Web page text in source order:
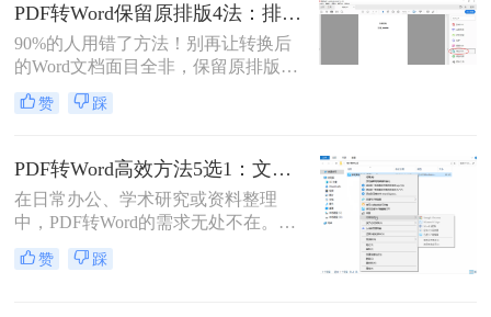
换成word"这一常见需求，本文将为
您详细介绍五种安全、高效且完全免
费的转换方法，帮助您轻松实现格式
转换。
PDF转Word保留原排版4法：排版优先模式、OCR选项和格式修复全流程！
90%的人用错了方法！别再让转换后
的Word文档面目全非，保留原排版的
秘密就在这里。“这表格怎么全乱
了？”、“字体全变了，我还得一个个
PDF转为Word文档时，最崩溃的瞬
间。一份精心排版的PDF报告，转换
后却变成需要“二次加工”的混乱文
档，不仅浪费时间，更可能引发关键
信息错漏的风险。那么pdf转word怎么
保留原排版呢？
赞 踩
PDF转Word高效方法5选1：文件大小和类型决定用哪个！
在日常办公、学术研究或资料整理
中，PDF转Word的需求无处不在。那
么pdf怎么转换成word呢？本文将系统
解析5种主流方法，涵盖不同场景，
赞 踩